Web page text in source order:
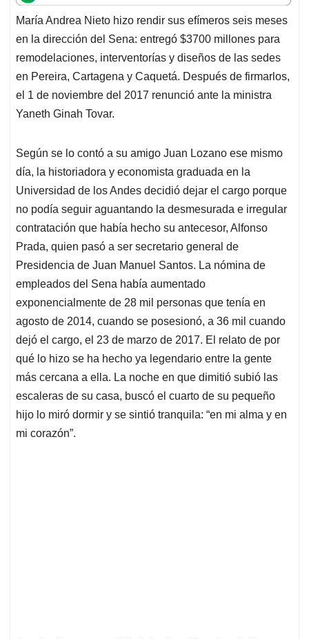
t
s
A
p
p
e
b
o
o
k
k
e
d
I
n
i
l
e
a
d
s
María Andrea Nieto hizo rendir sus efímeros seis meses
en la dirección del Sena: entregó $3700 millones para
remodelaciones, interventorías y diseños de las sedes
en Pereira, Cartagena y Caquetá. Después de firmarlos,
el 1 de noviembre del 2017 renunció ante la ministra
Yaneth Ginah Tovar.
Según se lo contó a su amigo Juan Lozano ese mismo
día, la historiadora y economista graduada en la
Universidad de los Andes decidió dejar el cargo porque
no podía seguir aguantando la desmesurada e irregular
contratación que había hecho su antecesor, Alfonso
Prada, quien pasó a ser secretario general de
Presidencia de Juan Manuel Santos. La nómina de
empleados del Sena había aumentado
exponencialmente de 28 mil personas que tenía en
agosto de 2014, cuando se posesionó, a 36 mil cuando
dejó el cargo, el 23 de marzo de 2017. El relato de por
qué lo hizo se ha hecho ya legendario entre la gente
más cercana a ella. La noche en que dimitió subió las
escaleras de su casa, buscó el cuarto de su pequeño
hijo lo miró dormir y se sintió tranquila: “en mi alma y en
mi corazón”.